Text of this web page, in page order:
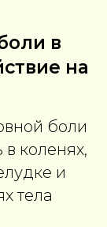
в
на
боли
в коленях,
и
тела